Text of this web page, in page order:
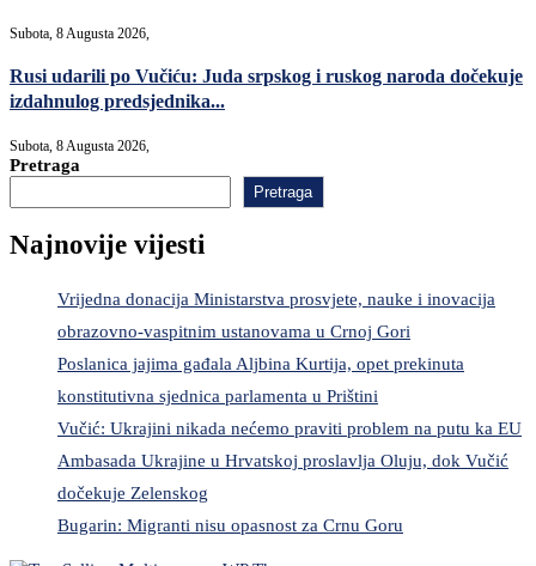
Subota, 8 Augusta 2026,
Rusi udarili po Vučiću: Juda srpskog i ruskog naroda dočekuje
izdahnulog predsjednika...
Subota, 8 Augusta 2026,
Pretraga
Pretraga
Najnovije vijesti
Vrijedna donacija Ministarstva prosvjete, nauke i inovacija
obrazovno-vaspitnim ustanovama u Crnoj Gori
Poslanica jajima gađala Aljbina Kurtija, opet prekinuta
konstitutivna sjednica parlamenta u Prištini
Vučić: Ukrajini nikada nećemo praviti problem na putu ka EU
Ambasada Ukrajine u Hrvatskoj proslavlja Oluju, dok Vučić
dočekuje Zelenskog
Bugarin: Migranti nisu opasnost za Crnu Goru